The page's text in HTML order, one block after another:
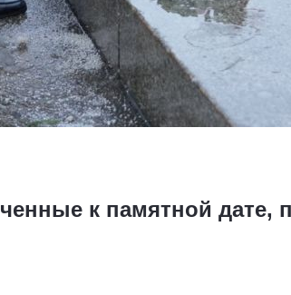
к памятной дате,